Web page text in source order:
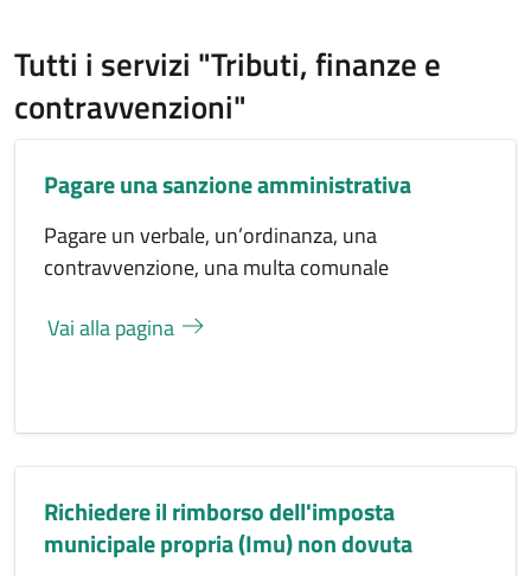
Tutti i servizi "Tributi, finanze e
contravvenzioni"
Pagare una sanzione amministrativa
Pagare un verbale, un’ordinanza, una
contravvenzione, una multa comunale
Vai alla pagina
Richiedere il rimborso dell'imposta
municipale propria (Imu) non dovuta